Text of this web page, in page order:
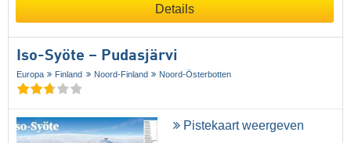
Details
Iso-Syöte – Pudasjärvi
Europa Finland Noord-Finland Noord-Österbotten
Pistekaart weergeven